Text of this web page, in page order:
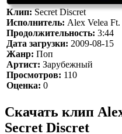
Клип:Secret Discret
Исполнитель: Alex Velea Ft.
Продолжительность: 3:44
Дата загрузки: 2009-08-15
Жанр: Поп
Артист: Зарубежный
Просмотров: 110
Оценка: 0
Скачать клип
Secret Discret